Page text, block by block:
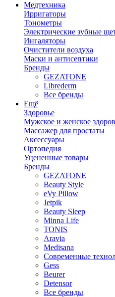
Медтехника
Ирригаторы
Тонометры
Электрические зубные
Ингаляторы
Очистители воздуха
Маски и антисептики
Бренды
GEZATONE
Librederm
Все бренды
Ещё
Здоровье
Мужское и женское
Массажер для простаты
Аксессуары
Ортопедия
Уцененные товары
Бренды
GEZATONE
Beauty Style
eVy Pillow
Jetpik
Beauty Sleep
Minna Life
TONIS
Aravia
Medisana
Современные
Gess
Beurer
Detensor
Все бренды